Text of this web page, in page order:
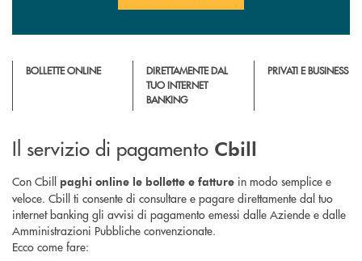
BOLLETTE ONLINE
DIRETTAMENTE DAL
TUO INTERNET
BANKING
PRIVATI E BUSINESS
Il servizio di pagamento Cbill
Con Cbill paghi online le bollette e fatture in modo semplice e
veloce. Cbill ti consente di consultare e pagare direttamente dal tuo
internet banking gli avvisi di pagamento emessi dalle Aziende e dalle
Amministrazioni Pubbliche convenzionate.
Ecco come fare: